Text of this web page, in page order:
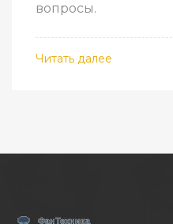
вопросы.
Читать далее